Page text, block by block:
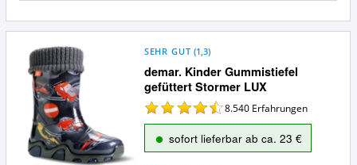
i
demar. Kinder Gummistiefel
gefüttert Stormer LUX
SEHR GUT (1,3)
8.540 Erfahrungen
sofort lieferbar ab ca. 23 €